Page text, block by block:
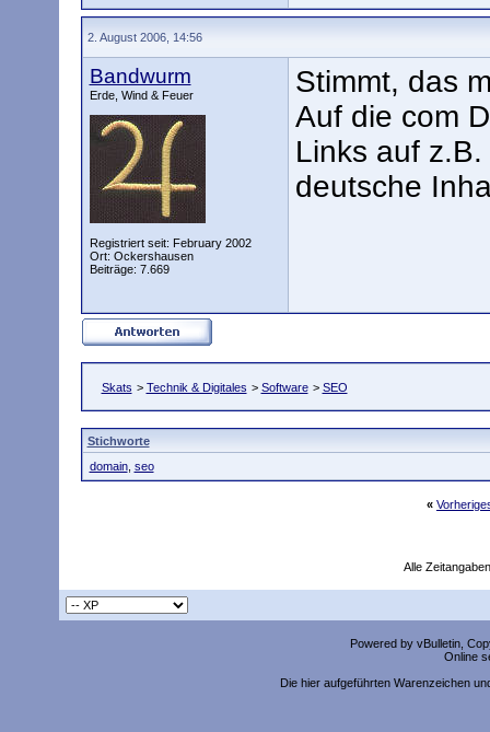
2. August 2006, 14:56
Bandwurm
Erde, Wind & Feuer
Registriert seit: February 2002
Ort: Ockershausen
Beiträge: 7.669
Stimmt, das
Auf die com
Links auf
deutsche
Skats > Technik & Digitales > Software > SEO
Stichworte
domain, seo
«
Alle
Powered by vBulletin,
Online
Die hier aufgeführten Warenzeichen